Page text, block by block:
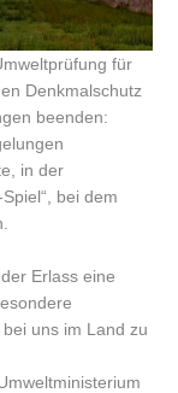
für
Denkmalschutz
beenden:
in der
bei dem
Erlass eine
uns im Land zu